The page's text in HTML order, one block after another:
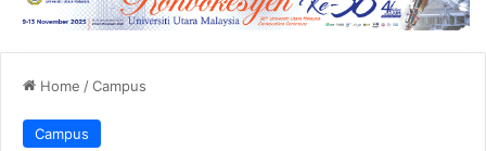
Home /Campus
Campus